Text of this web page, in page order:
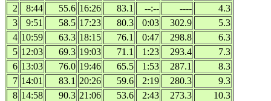
2
8:44 55.6 16:26 83.1 --:-- ----
4.3
3
9:51 58.5 17:23 80.3 0:03 302.9
5.3
4 10:59 63.3 18:15 76.1 0:47 298.8
6.3
5 12:03 69.3 19:03 71.1 1:23 293.4
7.3
6 13:03 76.0 19:46 65.5 1:53 287.1
8.3
7 14:01 83.1 20:26 59.6 2:19 280.3
9.3
8 14:58 90.3 21:06 53.6 2:43 273.3
10.3